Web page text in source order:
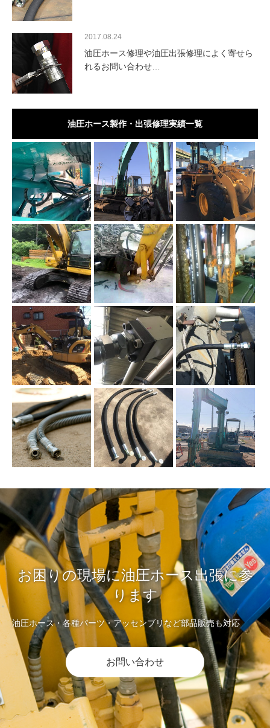
2017.08.24
油圧ホース修理や油圧出張修理によく寄せら
れるお問い合わせ…
油圧ホース製作・出張修理実績一覧
お困りの現場に油圧ホース出張に参
ります
油圧ホース・各種パーツ・アッセンブリなど部品販売も対応
お問い合わせ